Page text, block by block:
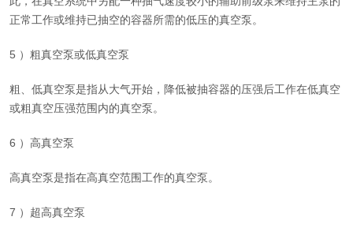
正常工作或维持已抽空的容器所需的低压的真空泵。
5 ）粗真空泵或低真空泵
粗、低真空泵是指从大气开始，降低被抽容器的压强后工作在低真空
或粗真空压强范围内的真空泵。
6 ）高真空泵
高真空泵是指在高真空范围工作的真空泵。
7 ）超高真空泵